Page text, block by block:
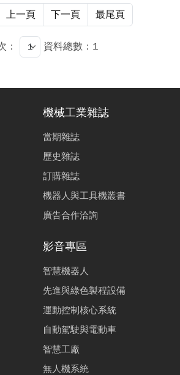
務化與可擴充運算架構，本技術提供可
端驗證流程，相較僅依通用
）解譯器之幾何模擬，更能降低
險，強化智慧製造場域之導入效益。
上一頁 下一頁 最尾頁
： 資料總數：1
機械工業雜誌
當期雜誌
歷史雜誌
訂購雜誌
機器人與工具機叢書
廣告合作洽詢
影音專區
智慧機器人
先進與綠色製程設備
運動控制核心系統
自動駕駛與電動車
智慧工廠
無人機系統